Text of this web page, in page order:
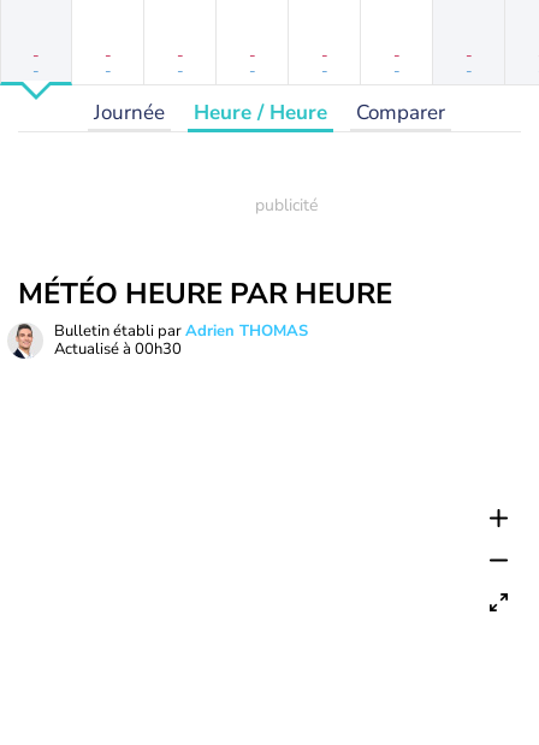
-
-
-
-
-
-
-
-
-
-
-
-
-
-
Journée Heure / Heure Comparer
MÉTÉO HEURE PAR HEURE
Bulletin établi parAdrien THOMAS
Actualisé à 00h30